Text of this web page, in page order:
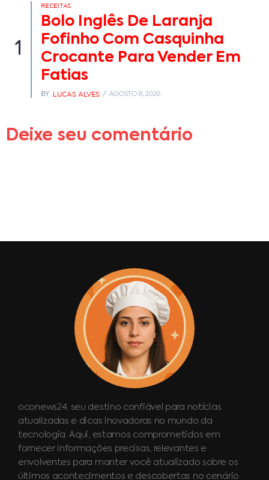
1
RECEITAS
Bolo Inglês De Laranja
Fofinho Com Casquinha
Crocante Para Vender Em
Fatias
BY LUCAS ALVES AGOSTO 8, 2026
Deixe seu comentário
oconews24, seu destino confiável para notícias
atualizadas e dicas inovadoras no mundo da
tecnologia. Aqui, estamos comprometidos em
fornecer informações precisas, relevantes e
envolventes para manter você atualizado sobre os
últimos acontecimentos e descobertas no cenário